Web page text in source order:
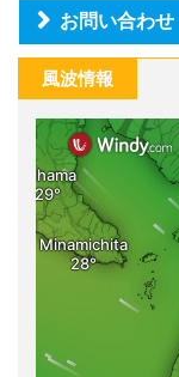
お問い合わせ
風波情報